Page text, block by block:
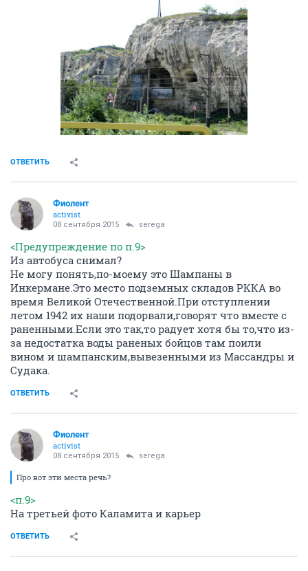
ОТВЕТИТЬ
Фиолент
activist
08 сентября 2015 serega
<Предупреждение по п.9>
Из автобуса снимал?
Не могу понять,по-моему это Шампаны в
Инкермане.Это место подземных складов РККА во
время Великой Отечественной.При отступлении
летом 1942 их наши подорвали,говорят что вместе с
раненными.Если это так,то радует хотя бы то,что из-
за недостатка воды раненых бойцов там поили
вином и шампанским,вывезенными из Массандры и
Судака.
ОТВЕТИТЬ
Фиолент
activist
08 сентября 2015 serega
Про вот эти места речь?
<п.9>
На третьей фото Каламита и карьер
ОТВЕТИТЬ